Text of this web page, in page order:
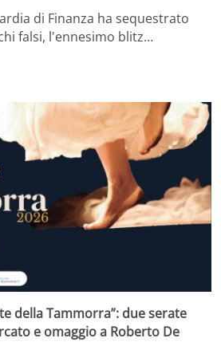
di Finanza ha sequestrato
falsi, l'ennesimo blitz…
della Tammorra”: due serate
e omaggio a Roberto De